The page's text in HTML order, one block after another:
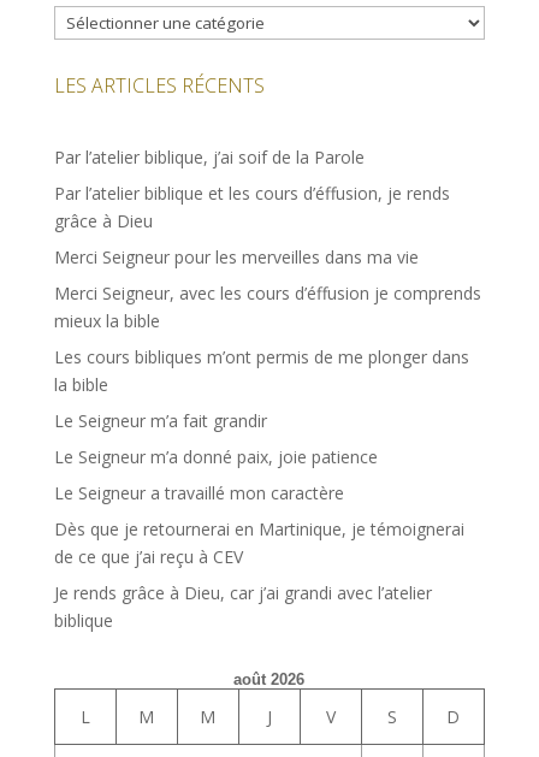
Catégories
LES ARTICLES RÉCENTS
Par l’atelier biblique, j’ai soif de la Parole
Par l’atelier biblique et les cours d’éffusion, je rends
grâce à Dieu
Merci Seigneur pour les merveilles dans ma vie
Merci Seigneur, avec les cours d’éffusion je comprends
mieux la bible
Les cours bibliques m’ont permis de me plonger dans
la bible
Le Seigneur m’a fait grandir
Le Seigneur m’a donné paix, joie patience
Le Seigneur a travaillé mon caractère
Dès que je retournerai en Martinique, je témoignerai
de ce que j’ai reçu à CEV
Je rends grâce à Dieu, car j’ai grandi avec l’atelier
biblique
août 2026
L M M J V S D